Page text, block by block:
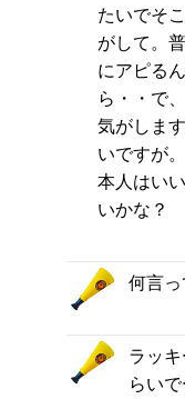
たいでそ
がして。
にアピる
ら・・で
気がしま
いですが。
本人はい
いかな？
何言っ
ラッ
らい